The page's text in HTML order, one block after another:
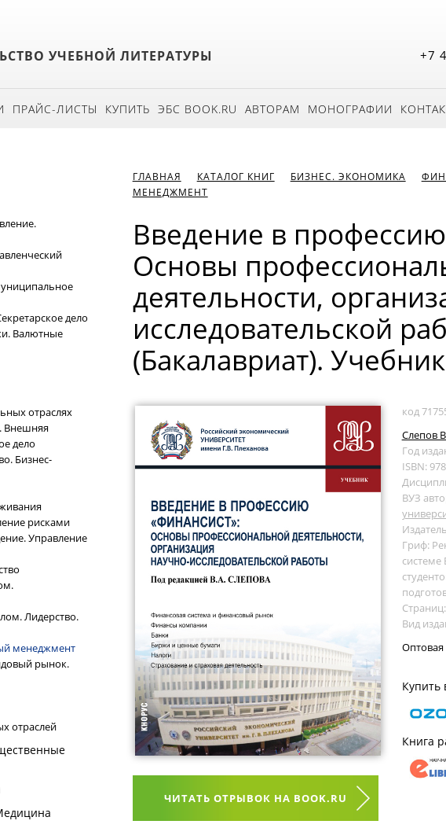
УЧЕБНОЙ ЛИТЕРАТУРЫ +7
ПРАЙС-ЛИСТЫ КУПИТЬ ЭБС BOOK.RU АВТОРАМ МОНОГРАФИИ
дело
Валютные
отраслях
Внешняя
дело
Бизнес-
рисками
Управление
Лидерство.
менеджмент
рынок.
отраслей
ГЛАВНАЯ КАТАЛОГ КНИГ БИЗНЕС. ЭКОНОМИКА
МЕНЕДЖМЕНТ
Введение в
Основы
деятельности,
исследовательской
(Бакалавриат).
ЧИТАТЬ ОТРЫВОК НА BOOK.RU
код
Слепов
Год
ISBN:
ВУЗ
Гриф:
системе
Вид
Оптовая
Купить
Книга